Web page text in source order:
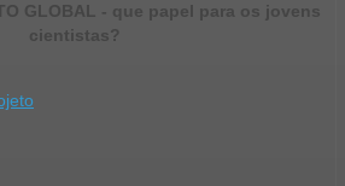
GLOBAL - que papel para os jovens
cientistas?